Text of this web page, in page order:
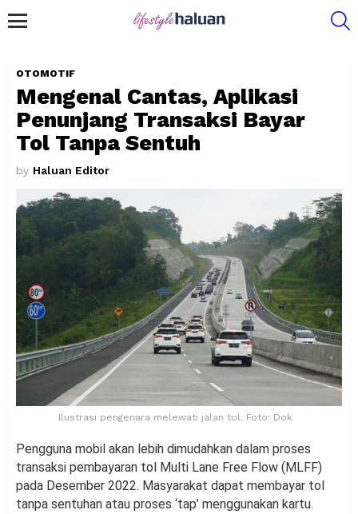
OTOMOTIF
Mengenal Cantas, Aplikasi
Penunjang Transaksi Bayar
Tol Tanpa Sentuh
by Haluan Editor
Ilustrasi pengenara melewati jalan tol. Foto: Dok
Pengguna mobil akan lebih dimudahkan dalam proses
transaksi pembayaran tol Multi Lane Free Flow (MLFF)
pada Desember 2022. Masyarakat dapat membayar tol
tanpa sentuhan atau proses ‘tap’ menggunakan kartu.